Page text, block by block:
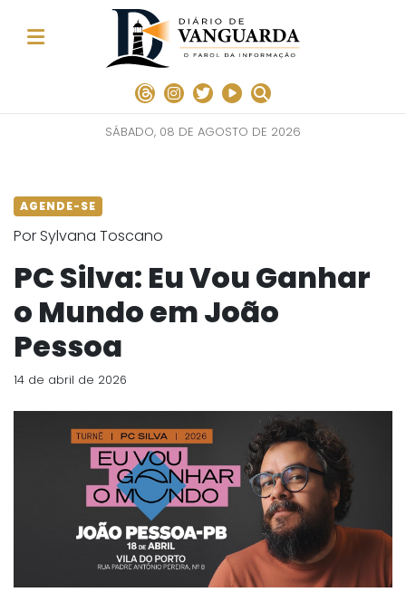
SÁBADO, 08 DE AGOSTO DE 2026
AGENDE-SE
Por Sylvana Toscano
PC Silva: Eu Vou Ganhar
o Mundo em João
Pessoa
14 de abril de 2026